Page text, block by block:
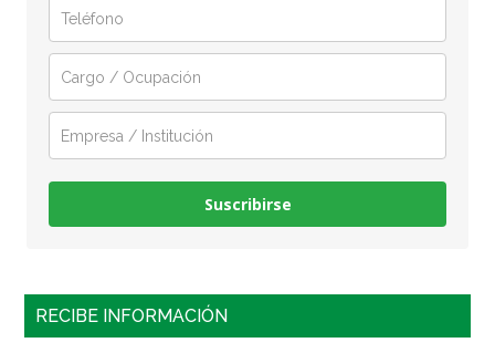
Suscribirse
RECIBE INFORMACIÓN